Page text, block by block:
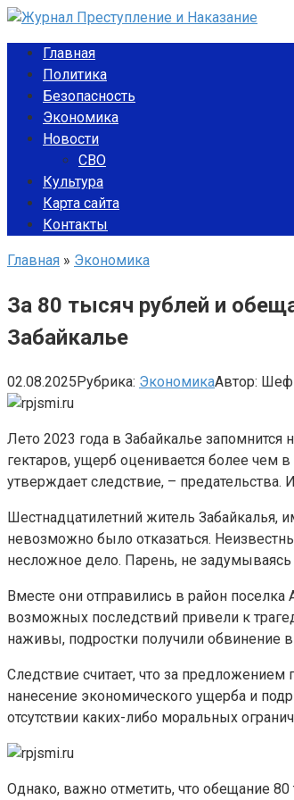
Перейти
контентуГлавная
Политика
Безопасность
Экономика
Новости
СВО
Культура
Карта сайта
Контакты
Главная » Экономика
За 80 тысяч рублей и
Забайкалье
02.08.2025Рубрика: ЭкономикаАвтор:
Лето 2023 года в Забайкалье
гектаров, ущерб оценивается более чем
утверждает следствие, –
Шестнадцатилетний житель Забайкалья,
невозможно было отказаться.
несложное дело. Парень, не задумываясь
Вместе они отправились в район
возможных последствий привели к
наживы, подростки получили обвинение
Следствие считает, что за
нанесение экономического ущерба и
отсутствии каких-либо моральных
Однако, важно отметить, что обещание